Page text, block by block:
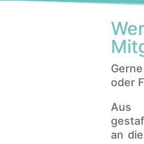
oder
Aus
an